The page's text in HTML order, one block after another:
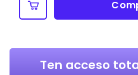
Ten acceso